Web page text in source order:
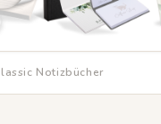
Notizbücher